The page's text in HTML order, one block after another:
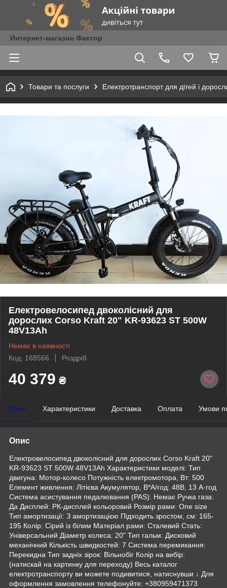
Интернет-магазин Фактор
Товари та послуги Електротранспорт для дітей і
Електровелосипед двоколісний для
дорослих Corso Kraft 20" KR-93623 ST 500W
48V13Ah
Немає в наявності
Код: 168566
Роздріб
40 379 ₴
Опис Характеристики Доставка Оплата Умови
Опис
Електровелосипед двоколісний для дорослих Corso Kraft 20"
KR-93623 ST 500W 48V13Ah Характеристики моделі: Тип
двигуна: Мотор-колесо Потужність електромотора, Вт: 500
Елемент живлення: Літієва Акумулятор, В*А/год: 48В, 13 А·год
Система асистування педалювання (PAS): Немає Ручка газа:
Да Дисплей: РК-дисплей кольоровий Розмір рами: One size
Тип амортизації: З амортизацією Підходить зростом, см: 165-
195 Колір: Сірий із білим Матеріал рами: Сталевий Стать:
Універсальний Діаметр колеса: 20" Тип гальм: Дисковий
механічний Кількість швидкостей: 7 Система перемикання:
Перекидна Тип задніх зірок: Вільнобіг Колір на вибір:
(натискай на картинку для переходу) Весь каталог
електротранспорту ви можете подивитися, натиснувши ↓ Для
оформлення замовлення телефонуйте: +380959471373